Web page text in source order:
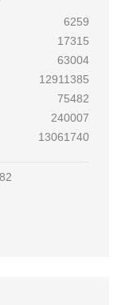
6259
17315
63004
12911385
75482
240007
13061740